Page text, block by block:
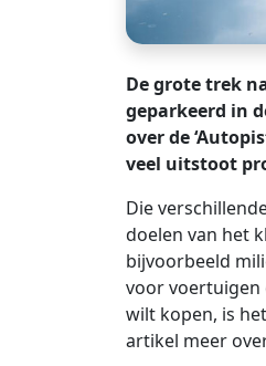
De grote trek
geparkeerd in
over de
veel uitstoot
Die
doelen van het
bijvoorbeeld
voor voertuigen
wilt kopen, is
artikel meer